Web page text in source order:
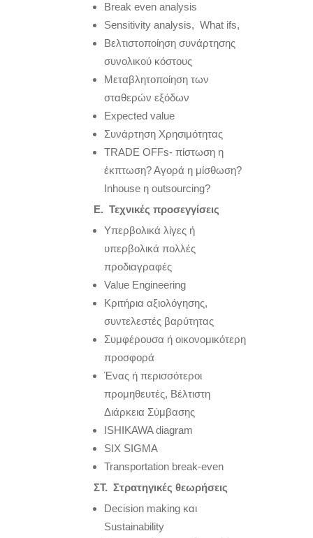
Break even analysis
Sensitivity analysis, What ifs,
Βελτιστοποίηση συνάρτησης
συνολικού κόστους
Μεταβλητοποίηση των
σταθερών εξόδων
Expected value
Συνάρτηση Χρησιμότητας
TRADE OFFs- πίστωση η
έκπτωση? Αγορά η μίσθωση?
Inhouse η outsourcing?
E. Τεχνικές προσεγγίσεις
Υπερβολικά λίγες ή
υπερβολικά πολλές
προδιαγραφές
Value Engineering
Κριτήρια αξιολόγησης,
συντελεστές βαρύτητας
Συμφέρουσα ή οικονομικότερη
προσφορά
Ένας ή περισσότεροι
προμηθευτές, Βέλτιστη
Διάρκεια Σύμβασης
ISHIKAWA diagram
SIX SIGMA
Transportation break-even
ΣΤ. Στρατηγικές θεωρήσεις
Decision making και
Sustainability